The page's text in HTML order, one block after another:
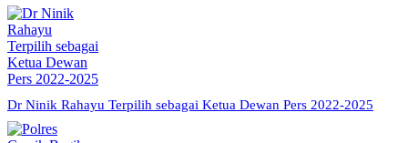
Dr Ninik Rahayu Terpilih sebagai Ketua Dewan Pers 2022-2025